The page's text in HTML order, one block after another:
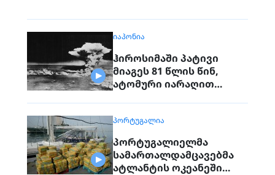
ᲘᲐᲞᲝᲜᲘᲐ
ჰიროსიმაში პატივი
მიაგეს 81 წლის წინ,
ატომური იარაღით
ᲞᲝᲠᲢᲣᲒᲐᲚᲘᲐ
პორტუგალიელმა
სამართალდამცავებმა
ატლანტის ოკეანეში